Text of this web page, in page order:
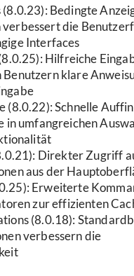
Bedingte
die
Interfaces
Hilfreiche
klare
(8.0.22): Schnelle
in umfangreichen
Direkter Zugriff
aus der
Erweiterte
zur effizienten
(8.0.18):
verbessern die